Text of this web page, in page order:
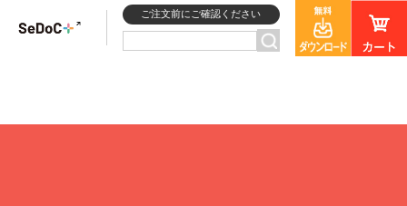
ご注文前にご確認ください